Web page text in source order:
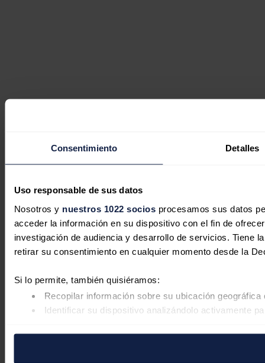
Consentimiento Detalles
Uso responsable de sus datos
Nosotros y nuestros 1022 sociosprocesamos sus datos
acceder la información en su dispositivo con el fin de
investigación de audiencia y desarrollo de servicios. Tiene
retirar su consentimiento en cualquier momento desde la
Si lo permite, también quisiéramos:
Recopilar información sobre su ubicación
Identificar su dispositivo analizándolo activamente